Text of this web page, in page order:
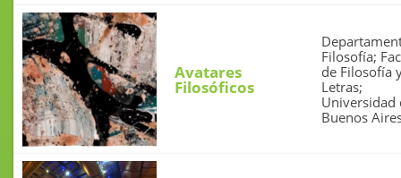
Avatares
Filosóficos
Filosofía;
de Filosofía
Letras;
Universidad
Buenos